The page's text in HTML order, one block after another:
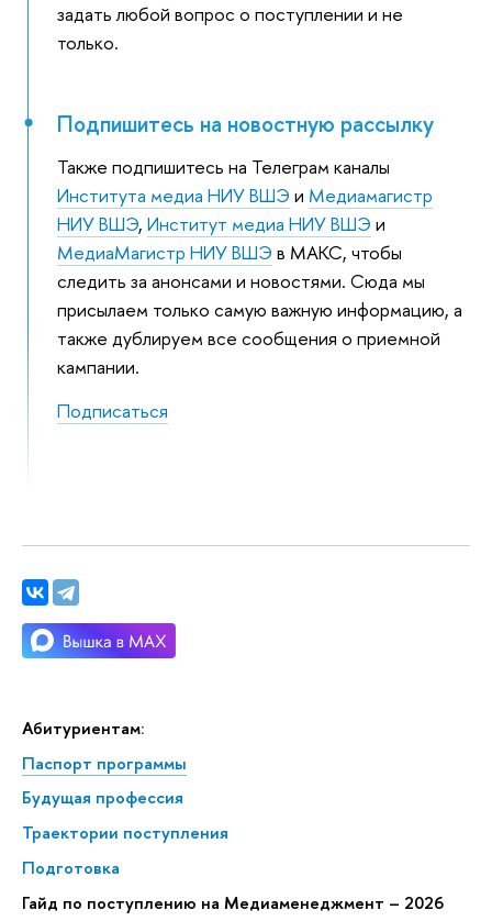
Абитуриентам:
Паспорт программы
Будущая профессия
Траектории поступления
Подготовка
Гайд по поступлению на Медиаменеджмент – 2026
задать любой вопрос о поступлении и не
только.
Подпишитесь на новостную рассылку
Также подпишитесь на Телеграм каналы
Института медиа НИУ ВШЭ и Медиамагистр
НИУ ВШЭ, Институт медиа НИУ ВШЭ и
МедиаМагистр НИУ ВШЭ в МАКС, чтобы
следить за анонсами и новостями. Сюда мы
присылаем только самую важную информацию, а
также дублируем все сообщения о приемной
кампании.
Подписаться